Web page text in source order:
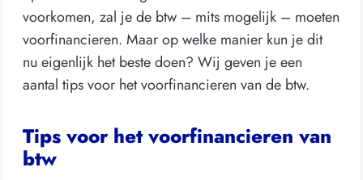
voorkomen, zal je de btw – mits mogelijk – moeten
voorfinancieren. Maar op welke manier kun je dit
nu eigenlijk het beste doen? Wij geven je een
aantal tips voor het voorfinancieren van de btw.
Tips voor het voorfinancieren van
btw